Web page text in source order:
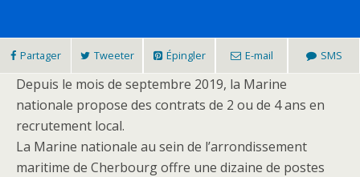
Partager Tweeter Épingler E-mail SMS
Depuis le mois de septembre 2019, la Marine
nationale propose des contrats de 2 ou de 4 ans en
recrutement local.
La Marine nationale au sein de l’arrondissement
maritime de Cherbourg offre une dizaine de postes